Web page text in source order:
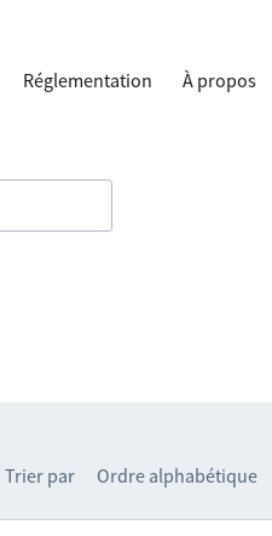
Réglementation À propos
Trier par Ordre alphabétique